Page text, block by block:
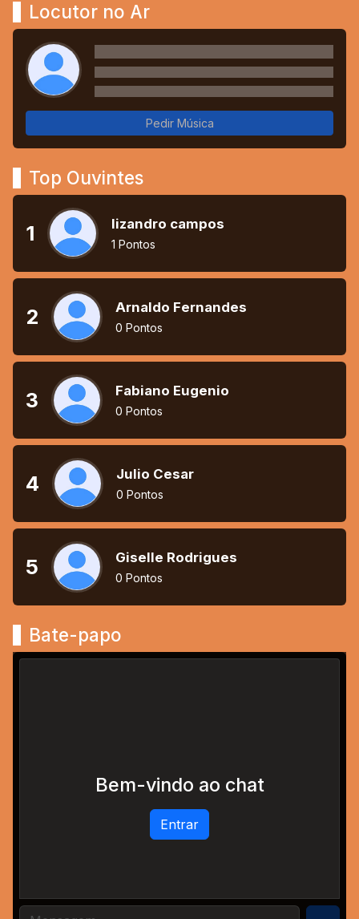
Locutor no Ar
Pedir Música
Top Ouvintes
1 lizandro campos
1 Pontos
2 Arnaldo Fernandes
0 Pontos
3 Fabiano Eugenio
0 Pontos
4 Julio Cesar
0 Pontos
5 Giselle Rodrigues
0 Pontos
Bate-papo
Bem-vindo ao chat
Entrar